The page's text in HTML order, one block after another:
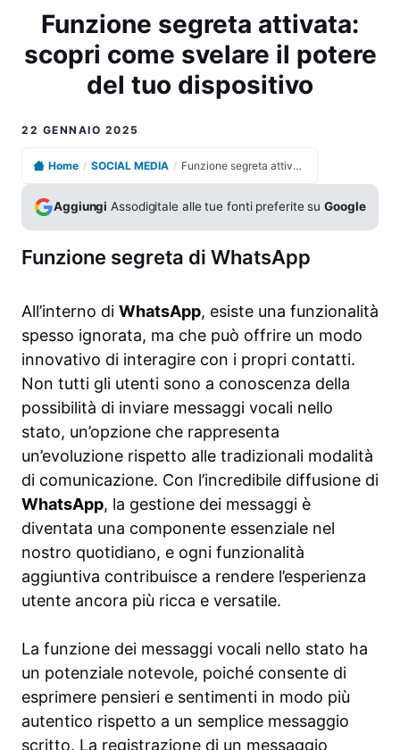
Funzione segreta attivata:
scopri come svelare il potere
del tuo dispositivo
22 GENNAIO 2025
Home / SOCIAL MEDIA / Funzione segreta attivata: scopri come svelare il potere del tuo dispositivo
Aggiungi Assodigitale alle tue fonti preferite suGoogle
Funzione segreta di WhatsApp
All’interno di WhatsApp, esiste una funzionalità
spesso ignorata, ma che può offrire un modo
innovativo di interagire con i propri contatti.
Non tutti gli utenti sono a conoscenza della
possibilità di inviare messaggi vocali nello
stato, un’opzione che rappresenta
un’evoluzione rispetto alle tradizionali modalità
di comunicazione. Con l’incredibile diffusione di
WhatsApp, la gestione dei messaggi è
diventata una componente essenziale nel
nostro quotidiano, e ogni funzionalità
aggiuntiva contribuisce a rendere l’esperienza
utente ancora più ricca e versatile.
La funzione dei messaggi vocali nello stato ha
un potenziale notevole, poiché consente di
esprimere pensieri e sentimenti in modo più
autentico rispetto a un semplice messaggio
scritto. La registrazione di un messaggio